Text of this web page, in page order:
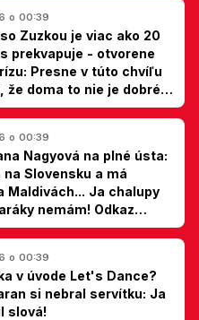
o 00:39
Zuzkou je viac ako 20
prekvapuje - otvorene
Presne v túto chvíľu
že doma to nie je dobré,
Ondrík
o 00:39
Nagyová na plné ústa:
na Slovensku a má
Maldivách... Ja chalupy
nemám! Odkaz
o 00:39
v úvode Let's Dance?
si nebral servítku: Ja
slová!